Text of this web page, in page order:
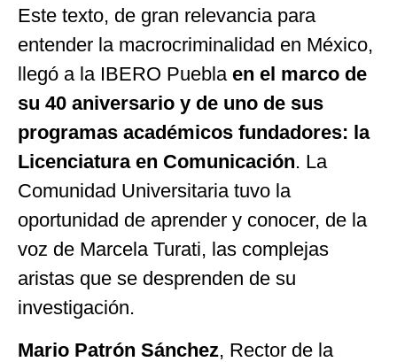
Este texto, de gran relevancia para
entender la macrocriminalidad en México,
llegó a la IBERO Puebla en el marco de
su 40 aniversario y de uno de sus
programas académicos fundadores: la
Licenciatura en Comunicación. La
Comunidad Universitaria tuvo la
oportunidad de aprender y conocer, de la
voz de Marcela Turati, las complejas
aristas que se desprenden de su
investigación.
Mario Patrón Sánchez, Rector de la